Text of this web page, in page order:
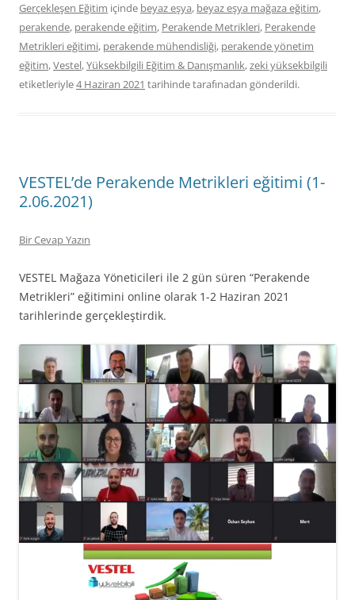
Gerçekleşen Eğitim içinde beyaz eşya, beyaz eşya mağaza eğitim,
perakende, perakende eğitim, Perakende Metrikleri, Perakende
Metrikleri eğitimi, perakende mühendisliği, perakende yönetim
eğitim,Vestel,Yüksekbilgili Eğitim & Danışmanlık,zeki yüksekbilgili
etiketleriyle4 Haziran 2021 tarihindetarafınadan gönderildi.
VESTEL’de Perakende Metrikleri eğitimi (1-
2.06.2021)
Bir Cevap Yazın
VESTEL Mağaza Yöneticileri ile 2 gün süren “Perakende
Metrikleri” eğitimini online olarak 1-2 Haziran 2021
tarihlerinde gerçekleştirdik.